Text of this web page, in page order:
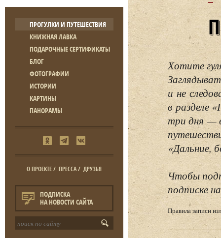
ПРОГУЛКИ И ПУТЕШЕСТВИЯ
КНИЖНАЯ ЛАВКА
ПОДАРОЧНЫЕ СЕРТИФИКАТЫ
БЛОГ
ФОТОГРАФИИ
ИСТОРИИ
КАРТИНЫ
ПАНОРАМЫ
О ПРОЕКТЕ/ ПРЕССА/ ДРУЗЬЯ
ПОДПИСКА
НА НОВОСТИ САЙТА
Хотите
и не
в разделе
три дня —
«Дальние,
Чтобы
подписке
Правила записи